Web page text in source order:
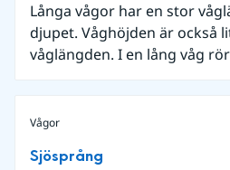
Långa vågor har en stor
djupet. Våghöjden är också
våglängden. I en lång våg
Vågor
Sjösprång